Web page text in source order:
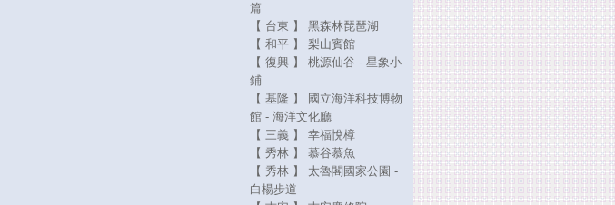
篇
【 台東 】 黑森林琵琶湖
【 和平 】 梨山賓館
【 復興 】 桃源仙谷 - 星象小
鋪
【 基隆 】 國立海洋科技博物
館 - 海洋文化廳
【 三義 】 幸福悅樟
【 秀林 】 慕谷慕魚
【 秀林 】 太魯閣國家公園 -
白楊步道